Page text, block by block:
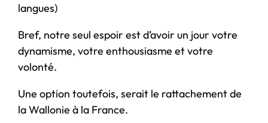
langues)
Bref, notre seul espoir est d’avoir un jour votre
dynamisme, votre enthousiasme et votre
volonté.
Une option toutefois, serait le rattachement de
la Wallonie à la France.